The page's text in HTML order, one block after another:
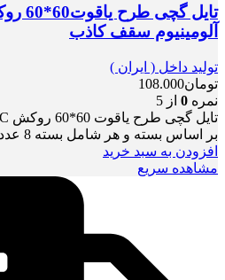
آلومینیوم سقف کاذب
تولید داخل ( ایران )
تومان108.000
نمره 0 از 5
بر اساس بسته و هر شامل بسته 8 عدد تایل میباشد.
افزودن به سبد خرید
مشاهده سریع